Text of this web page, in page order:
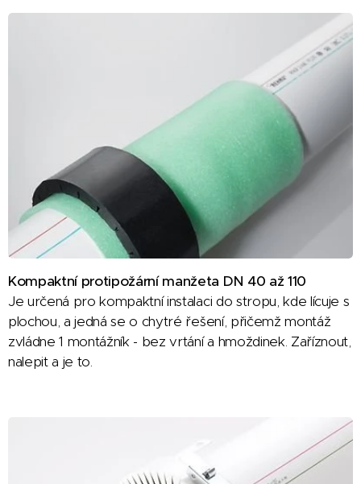
Kompaktní protipožární manžeta DN 40 až 110
Je určená pro kompaktní instalaci do stropu, kde lícuje s
plochou, a jedná se o chytré řešení, přičemž montáž
zvládne 1 montážník - bez vrtání a hmoždinek. Zaříznout,
nalepit a je to.